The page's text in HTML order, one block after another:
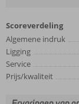
Scoreverdeling
Algemene indruk
Ligging
Service
Prijs/kwaliteit